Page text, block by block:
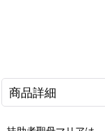
商品詳細